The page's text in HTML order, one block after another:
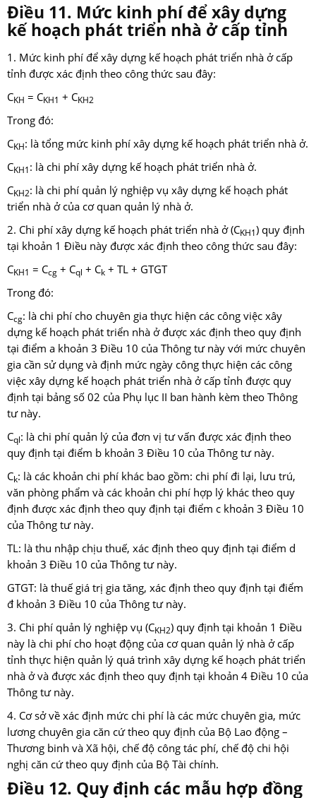
Điều 11. Mức kinh phí để xây dựng
kế hoạch phát triển nhà ở cấp tỉnh
1. Mức kinh phí để xây dựng kế hoạch phát triển nhà ở cấp
tỉnh được xác định theo công thức sau đây:
CKH = CKH1 + CKH2
Trong đó:
CKH: là tổng mức kinh phí xây dựng kế hoạch phát triển nhà ở.
CKH1 : là chi phí xây dựng kế hoạch phát triển nhà ở.
CKH2: là chi phí quản lý nghiệp vụ xây dựng kế hoạch phát
triển nhà ở của cơ quan quản lý nhà ở.
2. Chi phí xây dựng kế hoạch phát triển nhà ở (CKH1) quy định
tại khoản 1 Điều này được xác định theo công thức sau đây:
CKH1 = Ccg + Cql + Ck + TL + GTGT
Trong đó:
Ccg: là chi phí cho chuyên gia thực hiện các công việc xây
dựng kế hoạch phát triển nhà ở được xác định theo quy định
tại điểm a khoản 3 Điều 10 của Thông tư này với mức chuyên
gia cần sử dụng và định mức ngày công thực hiện các công
việc xây dựng kế hoạch phát triển nhà ở cấp tỉnh được quy
định tại bảng số 02 của Phụ lục II ban hành kèm theo Thông
tư này.
Cql: là chi phí quản lý của đơn vị tư vấn được xác định theo
quy định tại điểm b khoản 3 Điều 10 của Thông tư này.
Ck: là các khoản chi phí khác bao gồm: chi phí đi lại, lưu trú,
văn phòng phẩm và các khoản chi phí hợp lý khác theo quy
định được xác định theo quy định tại điểm c khoản 3 Điều 10
của Thông tư này.
TL: là thu nhập chịu thuế, xác định theo quy định tại điểm d
khoản 3 Điều 10 của Thông tư này.
GTGT: là thuế giá trị gia tăng, xác định theo quy định tại điểm
đ khoản 3 Điều 10 của Thông tư này.
3. Chi phí quản lý nghiệp vụ (CKH2) quy định tại khoản 1 Điều
này là chi phí cho hoạt động của cơ quan quản lý nhà ở cấp
tỉnh thực hiện quản lý quá trình xây dựng kế hoạch phát triển
nhà ở và được xác định theo quy định tại khoản 4 Điều 10 của
Thông tư này.
4. Cơ sở về xác định mức chi phí là các mức chuyên gia, mức
lương chuyên gia căn cứ theo quy định của Bộ Lao động –
Thương binh và Xã hội, chế độ công tác phí, chế độ chi hội
nghị căn cứ theo quy định của Bộ Tài chính.
Điều 12. Quy định các mẫu hợp đồng